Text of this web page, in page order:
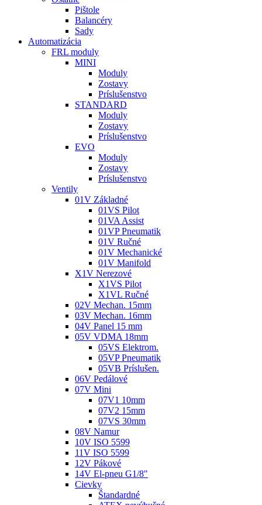
Pištole
Balancéry
Sady
Automatizácia
FRL moduly
MINI
Moduly
Zostavy
Príslušenstvo
STANDARD
Moduly
Zostavy
Príslušenstvo
EVO
Moduly
Zostavy
Príslušenstvo
Ventily
01V Základné
01VS Pilot
01VA Assist
01VP Pneumatik
01V Ručné
01V Mechanické
01V Manifold
X1V Nerezové
X1VS Pilot
X1VL Ručné
02V Mechan. 15mm
03V Mechan. 16mm
04V Panel 15 mm
05V VDMA 18mm
05VS Elektrom.
05VP Pneumatik
05VB Príslušen.
06V Pedálové
07V Mini
07V1 10mm
07V2 15mm
07VS 30mm
08V Namur
10V ISO 5599
11V ISO 5599
12V Pákové
14V El-pneu G1/8"
Cievky
Štandardné